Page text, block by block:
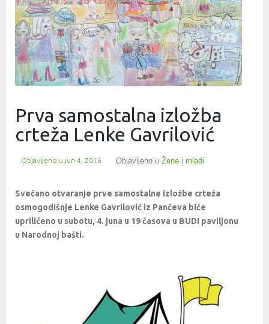
Prva samostalna izložba
crteža Lenke Gavrilović
Objavljeno u jun 4, 2016 Objavljeno u Žene i mladi
Svečano otvaranje prve samostalne izložbe crteža
osmogodišnje Lenke Gavrilović iz Pančeva biće
upriličeno u subotu, 4. juna u 19 časova u BUDI paviljonu
u Narodnoj bašti.